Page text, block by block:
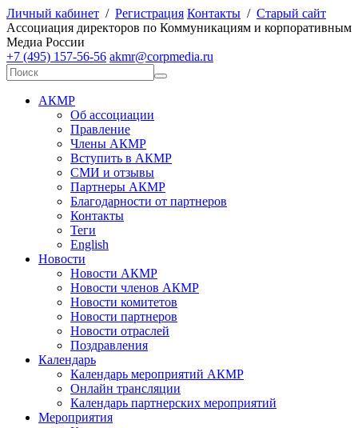
Личный кабинет / Регистрация Контакты / Старый сайт
Ассоциация директоров по Коммуникациям и корпоративным
Медиа России
+7 (495) 157-56-56 akmr@corpmedia.ru
АКМР
Об ассоциации
Правление
Члены АКМР
Вступить в АКМР
СМИ и отзывы
Партнеры АКМР
Благодарности от партнеров
Контакты
Теги
English
Новости
Новости АКМР
Новости членов АКМР
Новости комитетов
Новости партнеров
Новости отраслей
Поздравления
Календарь
Календарь мероприятий АКМР
Онлайн трансляции
Календарь партнерских мероприятий
Мероприятия